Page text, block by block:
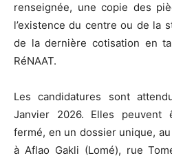
renseignée, une copie des
l’existence du centre ou de la
de la dernière cotisation en
RéNAAT.
Les candidatures sont
Janvier 2026. Elles peuvent
fermé, en un dossier unique,
à Aflao Gakli (Lomé), rue